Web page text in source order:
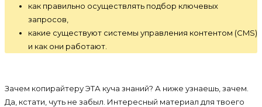
как правильно осуществлять подбор ключевых
запросов,
какие существуют системы управления контентом (CMS)
и как они работают.
Зачем копирайтеру ЭТА куча знаний? А ниже узнаешь, зачем.
Да, кстати, чуть не забыл. Интересный материал для твоего